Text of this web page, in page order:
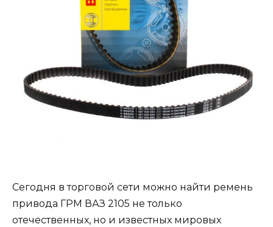
Сегодня в торговой сети можно найти ремень
привода ГРМ ВАЗ 2105 не только
отечественных, но и известных мировых